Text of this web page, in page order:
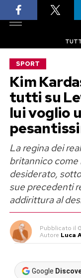
SPORT
Kim
tutti su
lui voglio
La regina dei
britannico come
desiderato,
sue precedenti
addirittura al
Pubblicato il
Autore Luca
Google